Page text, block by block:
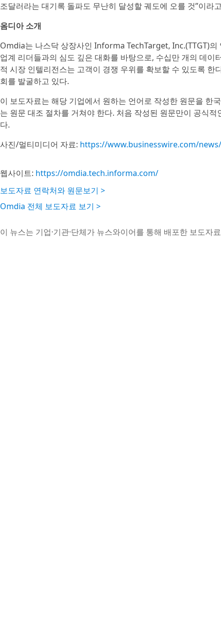
조달러라는 대기록 돌파도 무난히 달성할 궤도에 오를 것”이라
옴디아 소개
Omdia는 나스닥 상장사인 Informa TechTarget, Inc.(TTGT)
업계 리더들과의 심도 깊은 대화를 바탕으로, 수십만 개의 데
적 시장 인텔리전스는 고객이 경쟁 우위를 확보할 수 있도록
회를 발굴하고 있다.
이 보도자료는 해당 기업에서 원하는 언어로 작성한 원문을 한
는 원문 대조 절차를 거쳐야 한다. 처음 작성된 원문만이 공식
다.
사진/멀티미디어 자료: https://www.businesswire.com/
웹사이트: https://omdia.tech.informa.com/
보도자료 연락처와 원문보기 >
Omdia 전체 보도자료 보기 >
이 뉴스는 기업·기관·단체가 뉴스와이어를 통해 배포한 보도자